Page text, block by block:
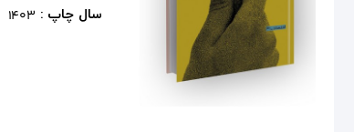
سال چاپ : 1403